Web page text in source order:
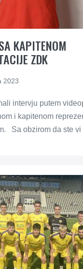
KAPITENOM
ZDK
2023
intervju putem
i kapitenom
Sa obzirom da ste